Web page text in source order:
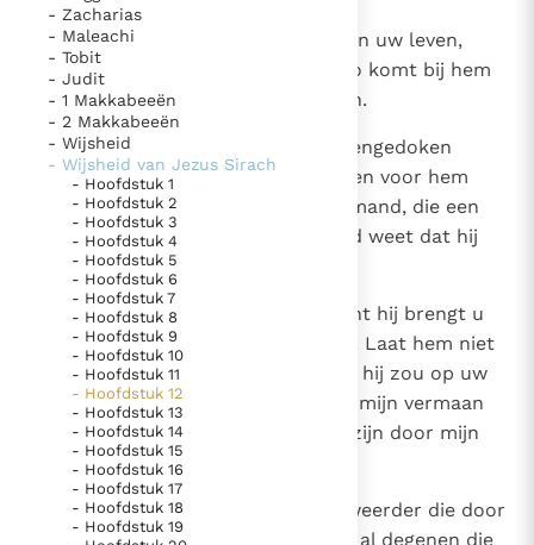
- Zacharias
- Maleachi
- Tobit
- Judit
- 1 Makkabeeën
- 2 Makkabeeën
- Wijsheid
- Wijsheid van Jezus Sirach
- Hoofdstuk 1
- Hoofdstuk 2
- Hoofdstuk 3
- Hoofdstuk 4
- Hoofdstuk 5
- Hoofdstuk 6
- Hoofdstuk 7
- Hoofdstuk 8
- Hoofdstuk 9
- Hoofdstuk 10
- Hoofdstuk 11
- Hoofdstuk 12
- Hoofdstuk 13
- Hoofdstuk 14
- Hoofdstuk 15
- Hoofdstuk 16
- Hoofdstuk 17
- Hoofdstuk 18
- Hoofdstuk 19
Vertrouw uw vijand niet, nooit van uw leven,
want zoals koper groen wordt zo komt bij hem
de kwaadaardigheid te voorschijn.
Ook als hij zich vernedert en ineengedoken
loopt, moet ge u in acht nemen en voor hem
oppassen. Dan zult ge zijn als iemand, die een
spiegel gepolijst heeft, maar goed weet dat hij
steeds weer uitslaat.
Laat hem niet naast u staan, want hij brengt u
ten val en hij neemt uw plaats in. Laat hem niet
aan uw rechterhand zitten, want hij zou op uw
zetel uit zijn, en gij zoudt te laat mijn vermaan
begrijpen en dan diep getroffen zijn door mijn
woorden.
Wie heeft er meelij met een bezweerder die door
een slang gebeten wordt en met al degenen die